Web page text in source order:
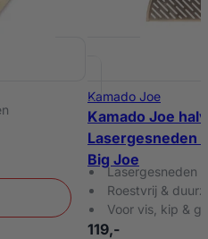
Kamado Joe
Kamado Joe
Lasergesneden
Big Joe
Lasergesneden
Roestvrij &
Voor vis, kip &
119,-